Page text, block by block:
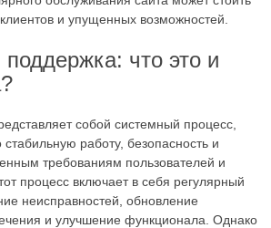
и упущенных возможностей.
поддержка: что это и
собой системный процесс,
работу, безопасность и
требованиям пользователей и
процесс включает в себя регулярный
неисправностей, обновление
и улучшение функционала. Однако